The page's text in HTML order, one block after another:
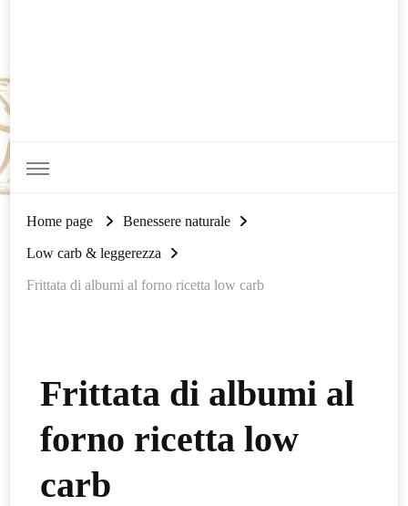
Home page Benessere naturale
Low carb & leggerezza
Frittata di albumi al forno ricetta low carb
Frittata di albumi al
forno ricetta low
carb